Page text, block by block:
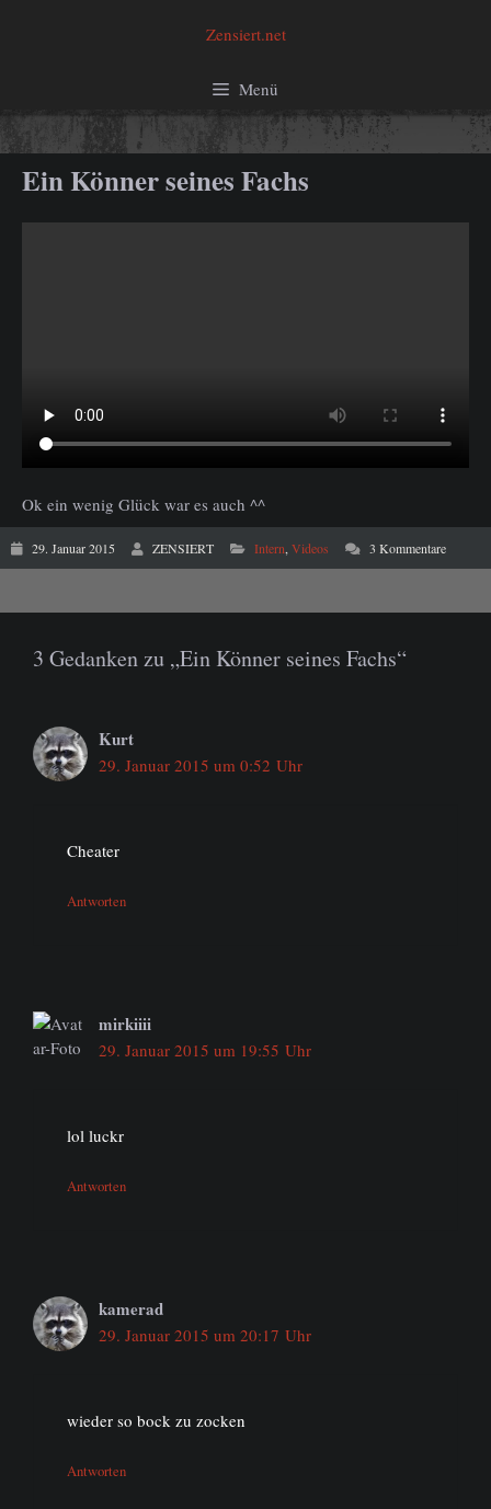
Zensiert.net
Menü
Ein Könner seines Fachs
Ok ein wenig Glück war es auch ^^
29. Januar 2015 ZENSIERT Intern Videos 3 Kommentare
3 Gedanken zu „Ein Könner seines Fachs“
Kurt
29. Januar 2015 um 0:52 Uhr
Cheater
Antworten
mirkiiii
29. Januar 2015 um 19:55 Uhr
lol luckr
Antworten
kamerad
29. Januar 2015 um 20:17 Uhr
wieder so bock zu zocken
Antworten